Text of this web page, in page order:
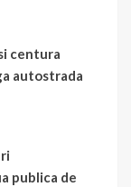
centura
autostrada
publica de